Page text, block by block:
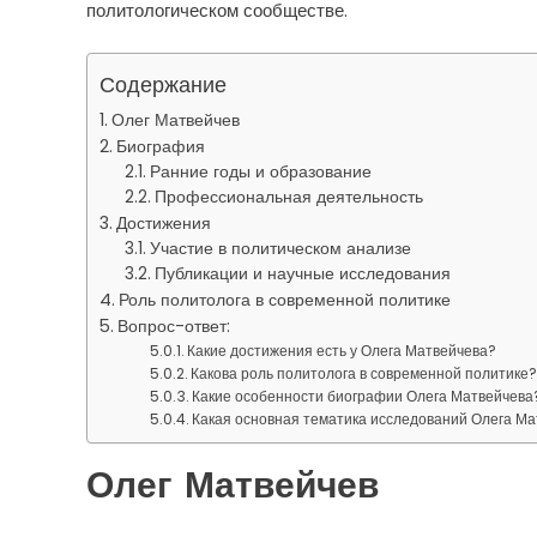
политологическом сообществе.
Содержание
Олег Матвейчев
Биография
Ранние годы и образование
Профессиональная деятельность
Достижения
Участие в политическом анализе
Публикации и научные исследования
Роль политолога в современной политике
Вопрос-ответ:
Какие достижения есть у Олега Матвейчева?
Какова роль политолога в современной политике?
Какие особенности биографии Олега
Какая основная тематика исследований Олега
Олег Матвейчев